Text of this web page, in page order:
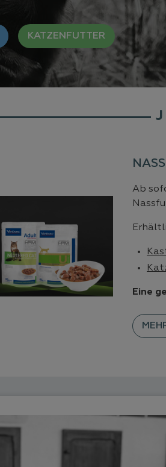
KATZENFUTTER
Ab
Eine